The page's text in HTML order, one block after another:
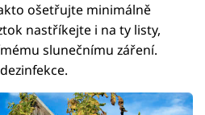
ošetřujte minimálně
nastříkejte i na ty listy,
slunečnímu záření.